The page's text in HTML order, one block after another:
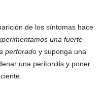
de los síntomas hace
una fuerte
perforado y suponga una
una peritonitis y poner